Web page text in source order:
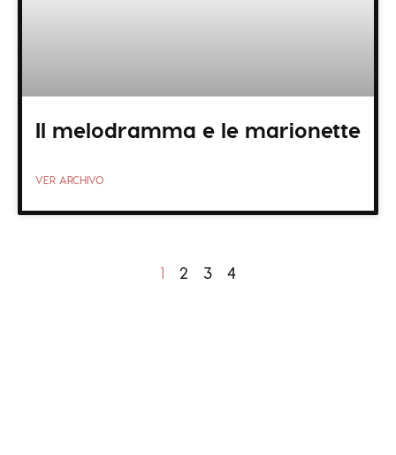
Il melodramma e le marionette
VER ARCHIVO
1 2 3 4